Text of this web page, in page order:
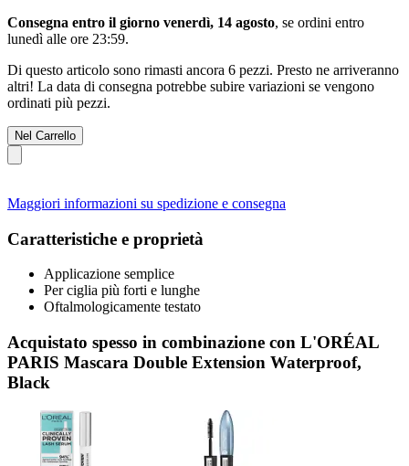
Consegna entro il giorno venerdì, 14 agosto, se ordini entro
lunedì alle ore 23:59.
Di questo articolo sono rimasti ancora 6 pezzi. Presto ne arriveranno
altri! La data di consegna potrebbe subire variazioni se vengono
ordinati più pezzi.
Nel Carrello
Maggiori informazioni su spedizione e consegna
Caratteristiche e proprietà
Applicazione semplice
Per ciglia più forti e lunghe
Oftalmologicamente testato
Acquistato spesso in combinazione con L'ORÉAL
PARIS Mascara Double Extension Waterproof,
Black